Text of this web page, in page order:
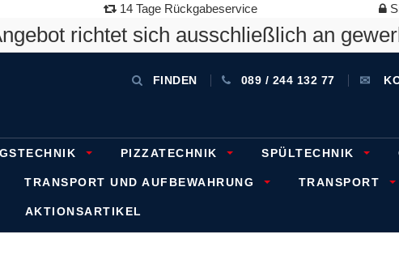
14 Tage Rückgabeservice
richtet sich ausschließlich an
FINDEN 089 / 244 132 77
PIZZATECHNIK SPÜLTECHNIK
TRANSPORT UND AUFBEWAHRUNG TRANSPORT
AKTIONSARTIKEL